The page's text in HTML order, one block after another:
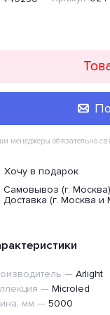
менеджеры обязательно
Хочу в подарок
Самовывоз (г. Москва)
Доставка (г. Москва и
— Arlight
— Microled
мм — 5000